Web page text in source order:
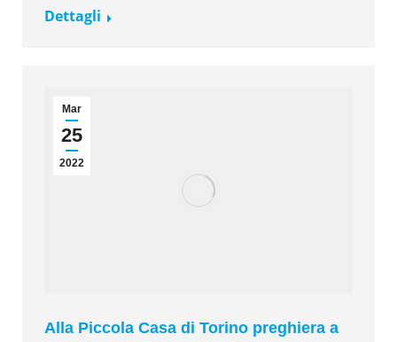
Dettagli
Mar
25
2022
Alla Piccola Casa di Torino preghiera a